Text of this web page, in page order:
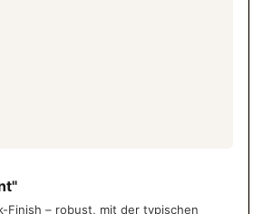
Finish – robust, mit der typischen